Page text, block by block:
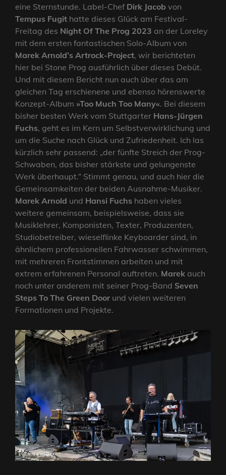
eine Sternstunde. Label-Chef Dirk Jacob von
Tempus Fugit hatte dieses Glück am Festival-
Freitag des Night Of The Prog 2023 an der Loreley
mit dem ersten fantastischen Solo-Album von
Marek Arnold’s Artrock-Project, wir berichteten
hier bei Stone Prog ausführlich über dieses Debüt.
Und mit diesem Bericht nun auch über das am
gleichen Tag erschienene und ebenso hörenswerte
Konzept-Album »Too Much Too Many«. Bei diesem
bisher besten Werk vom Stuttgarter Hans-Jürgen
Fuchs, geht es im Kern um Selbstverwirklichung und
um die Suche nach Glück und Zufriedenheit. Ich las
kürzlich sehr passend: „der fünfte Streich der Prog-
Schwaben, das bisher stärkste und gelungenste
Werk überhaupt.“ Stimmt genau, und auch hier die
Gemeinsamkeiten der beiden Ausnahme-Musiker.
Marek Arnold und Hansi Fuchs haben vieles
weitere gemeinsam, beispielsweise, dass sie
Musiklehrer, Komponisten, Texter, Produzenten,
Studiobetreiber, wieselflinke Keyboarder sind, in
ähnlichem professionellen Fahrwasser schwimmen,
mit mehreren Frontstimmen arbeiten und mit
extrem erfahrenen Personal auftreten. Marek auch
noch unter anderem mit seiner Prog-Band Seven
Steps To The Green Doorund vielen weiteren
Formationen und Projekte.